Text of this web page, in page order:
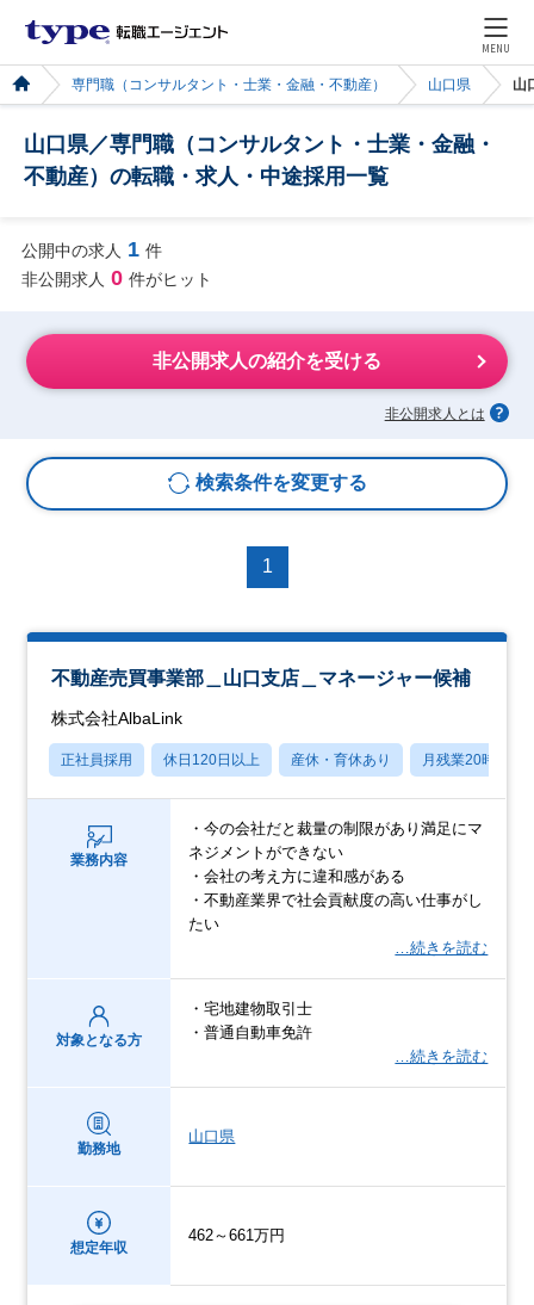
MENU
専門職（コンサルタント・士業・金融・不動産） 山口県 山
山口県／専門職（コンサルタント・士業・金融・
不動産）の転職・求人・中途採用一覧
公開中の求人 1 件
非公開求人 0 件がヒット
非公開求人の紹介を受ける
非公開求人とは
検索条件を変更する
1
不動産売買事業部＿山口支店＿マネージャー候補
株式会社AlbaLink
正社員採用 休日120日以上 産休・育休あり 月残業20時間以
業務内容
・今の会社だと裁量の制限があり満足にマ
ネジメントができない
・会社の考え方に違和感がある
・不動産業界で社会貢献度の高い仕事がし
たい
…続きを読む
対象となる方
・宅地建物取引士
・普通自動車免許
…続きを読む
勤務地
山口県
想定年収
462～661万円